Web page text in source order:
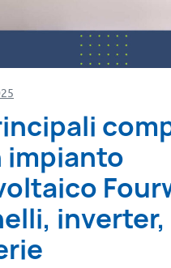
impianto
inverter,